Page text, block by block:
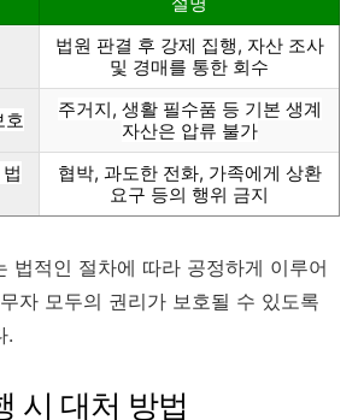
법원 판결 후 강제 집행, 자산 조사
및 경매를 통한 회수
호
주거지, 생활 필수품 등 기본 생계
자산은 압류 불가
협박, 과도한 전화, 가족에게 상환
요구 등의 행위 금지
법적인 절차에 따라 공정하게 이루어
자 모두의 권리가 보호될 수 있도록
.
시 대처 방법